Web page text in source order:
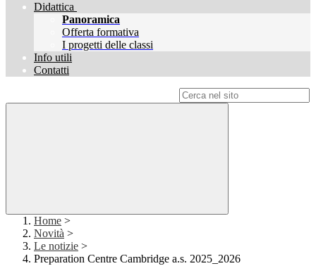
Didattica
Panoramica
Offerta formativa
I progetti delle classi
Info utili
Contatti
Home >
Novità >
Le notizie >
Preparation Centre Cambridge a.s. 2025_2026